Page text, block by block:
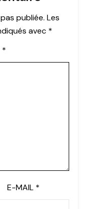
publiée. Les
avec *
*
E-MAIL *